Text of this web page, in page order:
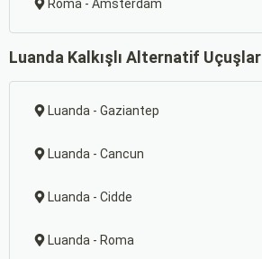
Roma - Amsterdam
Luanda Kalkışlı Alternatif Uçuşlar
Luanda - Gaziantep
Luanda - Cancun
Luanda - Cidde
Luanda - Roma